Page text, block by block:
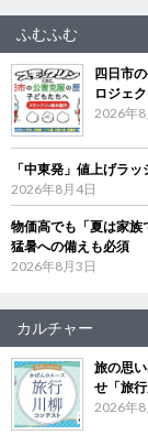
ふむふむ
四日市
ロジェ
2026年8
「中東発」値上げラ
2026年8月4日
物価高でも「夏は家
猛暑への備えも必須
2026年8月3日
カルチャー
旅の思
せ「旅
2026年8